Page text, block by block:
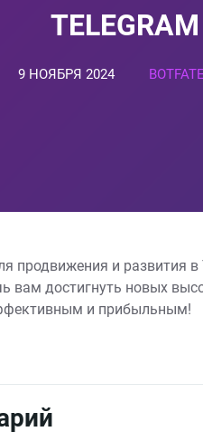
9 НОЯБРЯ 2024
продвижения и развития
вам достигнуть новых
и прибыльным!